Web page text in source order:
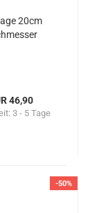
20cm
46,90
3 - 5 Tage
-50%